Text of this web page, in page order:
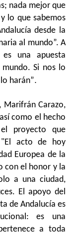
nada mejor que
lo que sabemos
desde la
al mundo”. A
una apuesta
Si nos lo
harán”.
Marifrán Carazo,
como el hecho
proyecto que
"El acto de hoy
Europea de la
con el honor y la
a una ciudad,
El apoyo del
de Andalucía es
es una
a toda